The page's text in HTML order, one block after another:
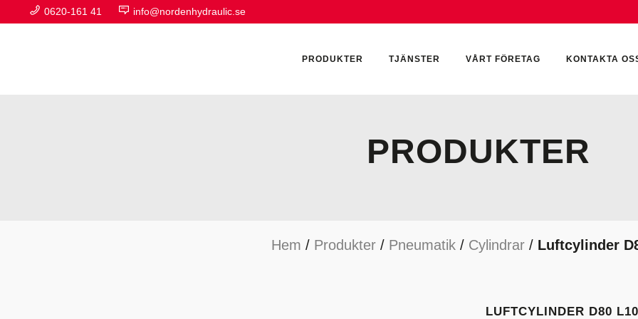
0620-161 41 info@nordenhydraulic.se
PRODUKTER
HYDRAULIKTILLBEHÖR HYDRAULMOTORER
TJÄNSTER VÅRT FÖRETAG KONTAKTA
PRODUKTER
Hem / Produkter / Pneumatik / Cylindrar / Luftcylinder
LUFTCYLINDER D80